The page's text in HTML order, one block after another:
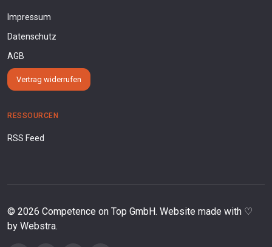
Impressum
Datenschutz
AGB
Vertrag widerrufen
RESSOURCEN
RSS Feed
© 2026 Competence on Top GmbH. Website made with ♡
by Webstra.